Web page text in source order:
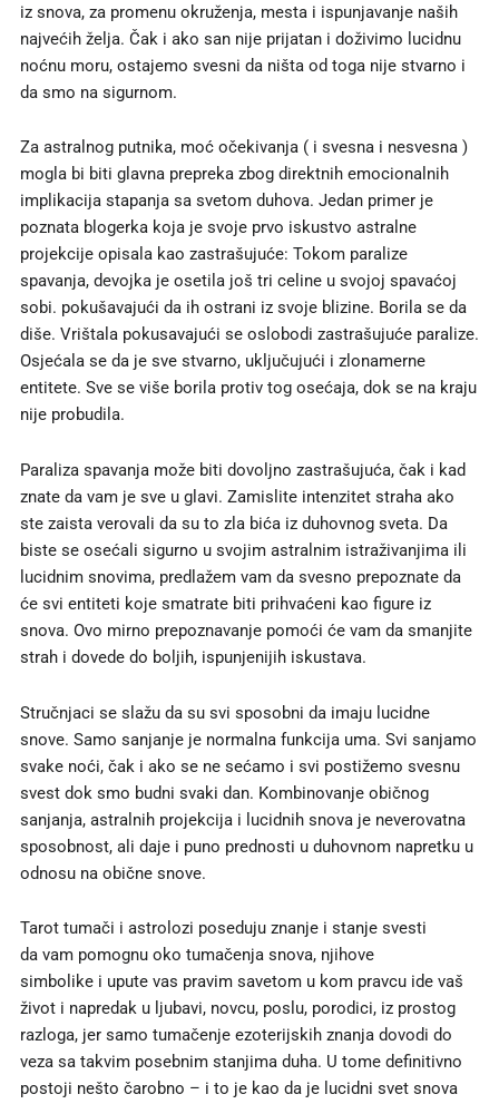
iz snova, za promenu okruženja, mesta i ispunjavanje naših
najvećih želja. Čak i ako san nije prijatan i doživimo lucidnu
noćnu moru, ostajemo svesni da ništa od toga nije stvarno i
da smo na sigurnom.
Za astralnog putnika, moć očekivanja ( i svesna i nesvesna )
mogla bi biti glavna prepreka zbog direktnih emocionalnih
implikacija stapanja sa svetom duhova. Jedan primer je
poznata blogerka koja je svoje prvo iskustvo astralne
projekcije opisala kao zastrašujuće: Tokom paralize
spavanja, devojka je osetila još tri celine u svojoj spavaćoj
sobi. pokušavajući da ih ostrani iz svoje blizine. Borila se da
diše. Vrištala pokusavajući se ​​oslobodi zastrašujuće paralize.
Osjećala se da je sve stvarno, uključujući i zlonamerne
entitete. Sve se više borila protiv tog osećaja, dok se na kraju
nije probudila.
Paraliza spavanja može biti dovoljno zastrašujuća, čak i kad
znate da vam je sve u glavi. Zamislite intenzitet straha ako
ste zaista verovali da su to zla bića iz duhovnog sveta. Da
biste se osećali sigurno u svojim astralnim istraživanjima ili
lucidnim snovima, predlažem vam da svesno prepoznate da
će svi entiteti koje smatrate biti prihvaćeni kao figure iz
snova. Ovo mirno prepoznavanje pomoći će vam da smanjite
strah i dovede do boljih, ispunjenijih iskustava.
Stručnjaci se slažu da su svi sposobni da imaju lucidne
snove. Samo sanjanje je normalna funkcija uma. Svi sanjamo
svake noći, čak i ako se ne sećamo i svi postižemo svesnu
svest dok smo budni svaki dan. Kombinovanje običnog
sanjanja, astralnih projekcija i lucidnih snova je neverovatna
sposobnost, ali daje i puno prednosti u duhovnom napretku u
odnosu na obične snove.
Tarot tumači i astrolozi poseduju znanje i stanje svesti
da vam pomognu oko tumačenja snova, njihove
simbolike i upute vas pravim savetom u kom pravcu ide vaš
život i napredak u ljubavi, novcu, poslu, porodici, iz prostog
razloga, jer samo tumačenje ezoterijskih znanja dovodi do
veza sa takvim posebnim stanjima duha. U tome definitivno
postoji nešto čarobno – i to je kao da je lucidni svet snova